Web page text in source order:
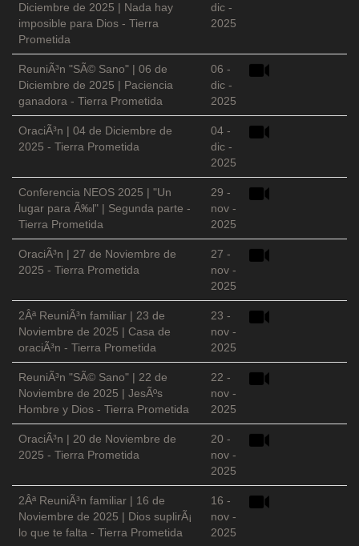
Diciembre de 2025 | Nada hay
imposible para Dios - Tierra
Prometida
dic -
2025
ReuniÃ³n "SÃ© Sano" | 06 de
Diciembre de 2025 | Paciencia
ganadora - Tierra Prometida
06 -
dic -
2025
OraciÃ³n | 04 de Diciembre de
2025 - Tierra Prometida
04 -
dic -
2025
Conferencia NEOS 2025 | "Un
lugar para Ã‰l" | Segunda parte -
Tierra Prometida
29 -
nov -
2025
OraciÃ³n | 27 de Noviembre de
2025 - Tierra Prometida
27 -
nov -
2025
2Âª ReuniÃ³n familiar | 23 de
Noviembre de 2025 | Casa de
oraciÃ³n - Tierra Prometida
23 -
nov -
2025
ReuniÃ³n "SÃ© Sano" | 22 de
Noviembre de 2025 | JesÃºs
Hombre y Dios - Tierra Prometida
22 -
nov -
2025
OraciÃ³n | 20 de Noviembre de
2025 - Tierra Prometida
20 -
nov -
2025
2Âª ReuniÃ³n familiar | 16 de
Noviembre de 2025 | Dios suplirÃ¡
lo que te falta - Tierra Prometida
16 -
nov -
2025